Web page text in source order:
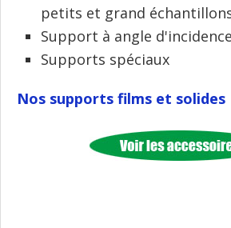
petits et grand
Support à angle
Supports spéciaux
Nos supports films et solides